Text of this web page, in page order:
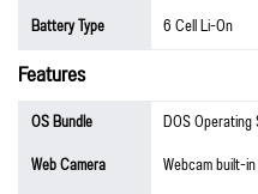
Battery Type
6 Cell Li-On
Features
OS Bundle
DOS Operating
Web Camera
Webcam built-in